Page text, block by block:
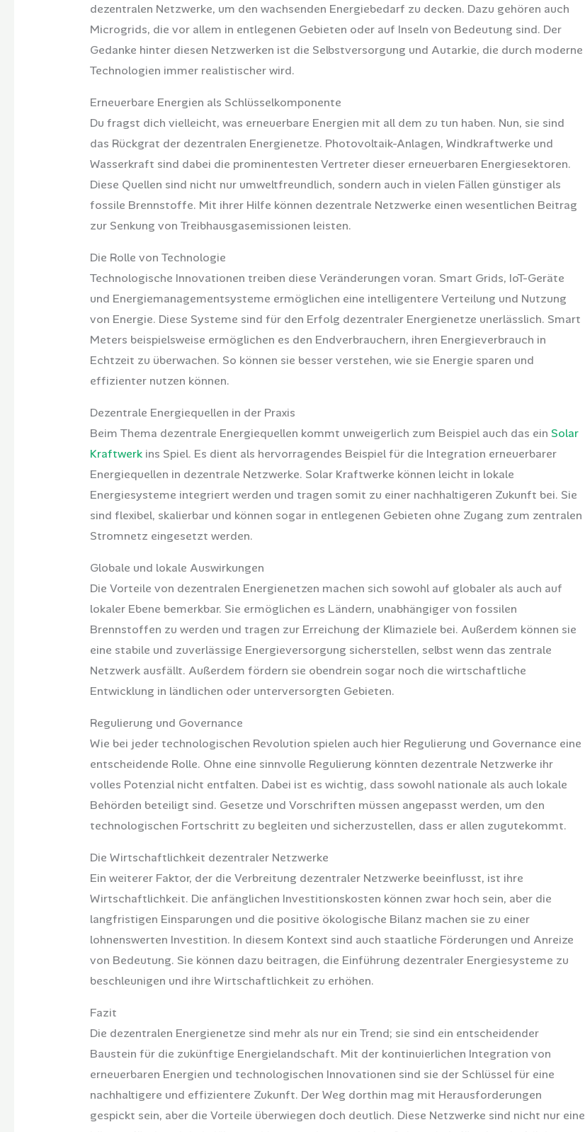
dezentralen Netzwerke, um den wachsenden Energiebedarf zu decken. Dazu gehören auch
Microgrids, die vor allem in entlegenen Gebieten oder auf Inseln von Bedeutung sind. Der
Gedanke hinter diesen Netzwerken ist die Selbstversorgung und Autarkie, die durch moderne
Technologien immer realistischer wird.
Erneuerbare Energien als Schlüsselkomponente
Du fragst dich vielleicht, was erneuerbare Energien mit all dem zu tun haben. Nun, sie sind
das Rückgrat der dezentralen Energienetze. Photovoltaik-Anlagen, Windkraftwerke und
Wasserkraft sind dabei die prominentesten Vertreter dieser erneuerbaren Energiesektoren.
Diese Quellen sind nicht nur umweltfreundlich, sondern auch in vielen Fällen günstiger als
fossile Brennstoffe. Mit ihrer Hilfe können dezentrale Netzwerke einen wesentlichen Beitrag
zur Senkung von Treibhausgasemissionen leisten.
Die Rolle von Technologie
Technologische Innovationen treiben diese Veränderungen voran. Smart Grids, IoT-Geräte
und Energiemanagementsysteme ermöglichen eine intelligentere Verteilung und Nutzung
von Energie. Diese Systeme sind für den Erfolg dezentraler Energienetze unerlässlich. Smart
Meters beispielsweise ermöglichen es den Endverbrauchern, ihren Energieverbrauch in
Echtzeit zu überwachen. So können sie besser verstehen, wie sie Energie sparen und
effizienter nutzen können.
Dezentrale Energiequellen in der Praxis
Beim Thema dezentrale Energiequellen kommt unweigerlich zum Beispiel auch das ein Solar
Kraftwerkins Spiel. Es dient als hervorragendes Beispiel für die Integration erneuerbarer
Energiequellen in dezentrale Netzwerke. Solar Kraftwerke können leicht in lokale
Energiesysteme integriert werden und tragen somit zu einer nachhaltigeren Zukunft bei. Sie
sind flexibel, skalierbar und können sogar in entlegenen Gebieten ohne Zugang zum zentralen
Stromnetz eingesetzt werden.
Globale und lokale Auswirkungen
Die Vorteile von dezentralen Energienetzen machen sich sowohl auf globaler als auch auf
lokaler Ebene bemerkbar. Sie ermöglichen es Ländern, unabhängiger von fossilen
Brennstoffen zu werden und tragen zur Erreichung der Klimaziele bei. Außerdem können sie
eine stabile und zuverlässige Energieversorgung sicherstellen, selbst wenn das zentrale
Netzwerk ausfällt. Außerdem fördern sie obendrein sogar noch die wirtschaftliche
Entwicklung in ländlichen oder unterversorgten Gebieten.
Regulierung und Governance
Wie bei jeder technologischen Revolution spielen auch hier Regulierung und Governance eine
entscheidende Rolle. Ohne eine sinnvolle Regulierung könnten dezentrale Netzwerke ihr
volles Potenzial nicht entfalten. Dabei ist es wichtig, dass sowohl nationale als auch lokale
Behörden beteiligt sind. Gesetze und Vorschriften müssen angepasst werden, um den
technologischen Fortschritt zu begleiten und sicherzustellen, dass er allen zugutekommt.
Die Wirtschaftlichkeit dezentraler Netzwerke
Ein weiterer Faktor, der die Verbreitung dezentraler Netzwerke beeinflusst, ist ihre
Wirtschaftlichkeit. Die anfänglichen Investitionskosten können zwar hoch sein, aber die
langfristigen Einsparungen und die positive ökologische Bilanz machen sie zu einer
lohnenswerten Investition. In diesem Kontext sind auch staatliche Förderungen und Anreize
von Bedeutung. Sie können dazu beitragen, die Einführung dezentraler Energiesysteme zu
beschleunigen und ihre Wirtschaftlichkeit zu erhöhen.
Fazit
Die dezentralen Energienetze sind mehr als nur ein Trend; sie sind ein entscheidender
Baustein für die zukünftige Energielandschaft. Mit der kontinuierlichen Integration von
erneuerbaren Energien und technologischen Innovationen sind sie der Schlüssel für eine
nachhaltigere und effizientere Zukunft. Der Weg dorthin mag mit Herausforderungen
gespickt sein, aber die Vorteile überwiegen doch deutlich. Diese Netzwerke sind nicht nur eine